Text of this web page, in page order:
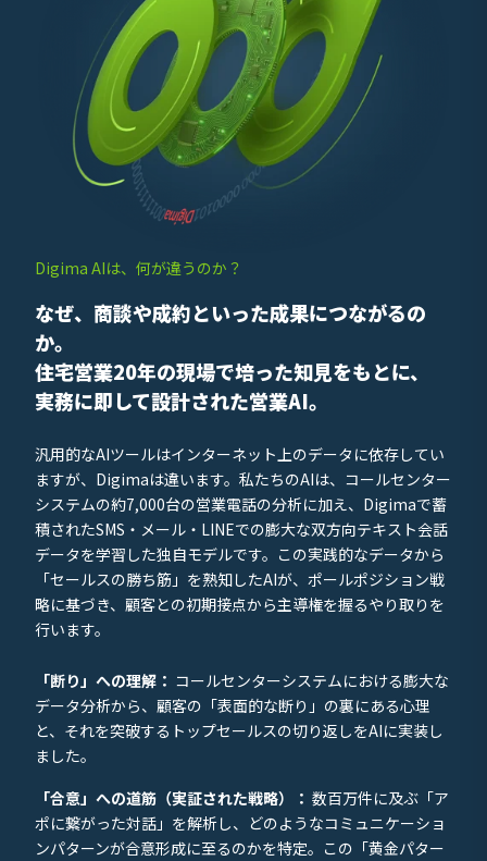
Digima AIは、何が違うのか？
なぜ、商談や成約といった成果につながるの
か。
住宅営業20年の現場で培った知見をもとに、
実務に即して設計された営業AI。
汎用的なAIツールはインターネット上のデータに依存してい
ますが、Digimaは違います。私たちのAIは、コールセンター
システムの約7,000台の営業電話の分析に加え、Digimaで蓄
積されたSMS・メール・LINEでの膨大な双方向テキスト会話
データを学習した独自モデルです。この実践的なデータから
「セールスの勝ち筋」を熟知したAIが、ポールポジション戦
略に基づき、顧客との初期接点から主導権を握るやり取りを
行います。
「断り」への理解： コールセンターシステムにおける膨大な
データ分析から、顧客の「表面的な断り」の裏にある心理
と、それを突破するトップセールスの切り返しをAIに実装し
ました。
「合意」への道筋（実証された戦略）： 数百万件に及ぶ「ア
ポに繋がった対話」を解析し、どのようなコミュニケーショ
ンパターンが合意形成に至るのかを特定。この「黄金パター